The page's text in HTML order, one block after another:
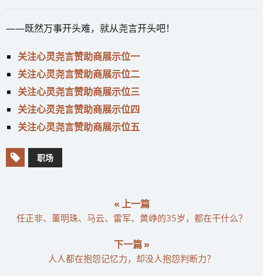
——既然万事开头难，就从尧言开头吧！
关注心灵尧言赞助商展示位一
关注心灵尧言赞助商展示位二
关注心灵尧言赞助商展示位三
关注心灵尧言赞助商展示位四
关注心灵尧言赞助商展示位五
职场
« 上一篇
任正非、董明珠、马云、雷军、黄峥的35岁，都在干什么？
下一篇 »
人人都在抱怨记忆力，却没人抱怨判断力？